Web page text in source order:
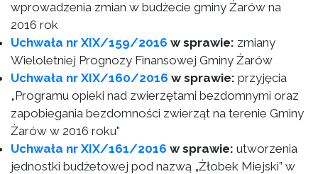
wprowadzenia zmian w budżecie gminy Żarów na
2016 rok
Uchwała nr XIX/159/2016 w sprawie: zmiany
Wieloletniej Prognozy Finansowej Gminy Żarów
Uchwała nr XIX/160/2016 w sprawie: przyjęcia
„Programu opieki nad zwierzętami bezdomnymi oraz
zapobiegania bezdomności zwierząt na terenie Gminy
Żarów w 2016 roku"
Uchwała nr XIX/161/2016 w sprawie: utworzenia
jednostki budżetowej pod nazwą „Żłobek Miejski” w